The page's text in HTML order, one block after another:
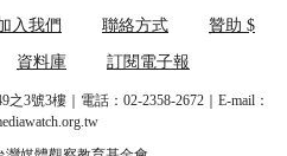
入我們 聯絡方式 贊助 $
資料庫 訂閱電子報
3號3樓｜電話：02-2358-2672｜E-mail：